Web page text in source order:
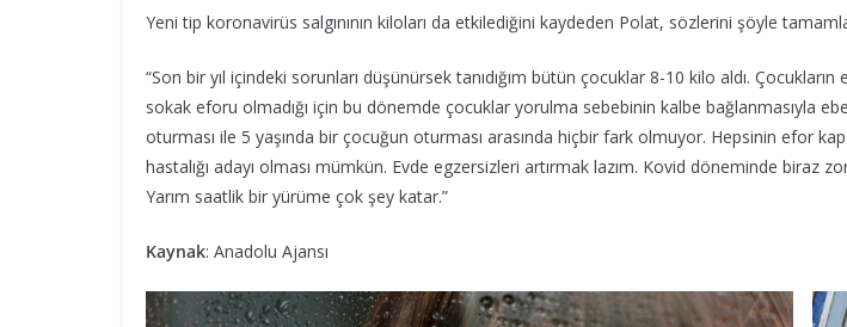
Yeni tip koronavirüs salgınının kiloları da etkilediğini kaydeden Polat, sözlerini şöyle
“Son bir yıl içindeki sorunları düşünürsek tanıdığım bütün çocuklar 8-10 kilo aldı.
sokak eforu olmadığı için bu dönemde çocuklar yorulma sebebinin kalbe bağlanmasıyla
oturması ile 5 yaşında bir çocuğun oturması arasında hiçbir fark olmuyor. Hepsinin efor
hastalığı adayı olması mümkün. Evde egzersizleri artırmak lazım. Kovid döneminde
Yarım saatlik bir yürüme çok şey katar.”
Kaynak: Anadolu Ajansı